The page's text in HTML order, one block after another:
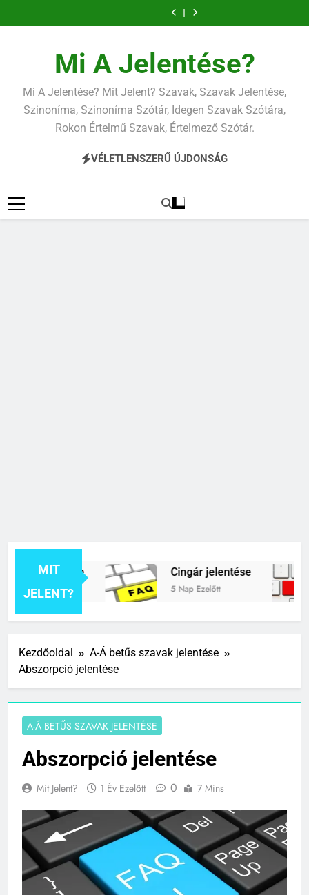
a
Mi A Jelentése?
Mi A Jelentése? Mit Jelent? Szavak, Szavak Jelentése,
Szinoníma, Szinoníma Szótár, Idegen Szavak Szótára,
Rokon Értelmű Szavak, Értelmező Szótár.
VÉLETLENSZERŰ ÚJDONSÁG
MIT
JELENT?
jelentése Cingár jelentése
5 Nap Ezelőtt
Kezdőoldal
A-Á betűs szavak jelentése
Abszorpció jelentése
A-Á BETŰS SZAVAK JELENTÉSE
Abszorpció jelentése
Mit Jelent? 1 Év Ezelőtt 0 7 Mins